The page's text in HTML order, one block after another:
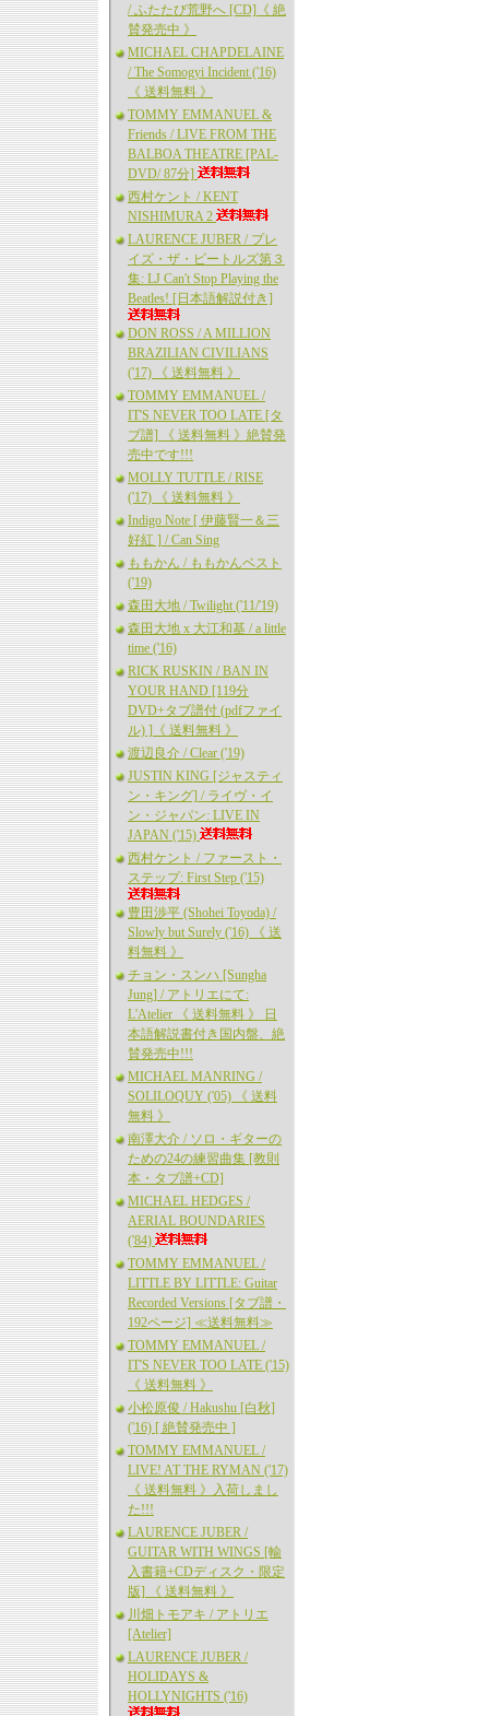
/ ふたたび荒野へ [CD]《 絶
賛発売中 》
MICHAEL CHAPDELAINE
/ The Somogyi Incident ('16)
《 送料無料 》
TOMMY EMMANUEL &
Friends / LIVE FROM THE
BALBOA THEATRE [PAL-
DVD/ 87分]
西村ケント / KENT
NISHIMURA 2
LAURENCE JUBER / プレ
イズ・ザ・ビートルズ第３
集: LJ Can't Stop Playing the
Beatles! [日本語解説付き]
DON ROSS / A MILLION
BRAZILIAN CIVILIANS
('17) 《 送料無料 》
TOMMY EMMANUEL /
IT'S NEVER TOO LATE [タ
ブ譜] 《 送料無料 》絶賛発
売中です!!!
MOLLY TUTTLE / RISE
('17) 《 送料無料 》
Indigo Note [ 伊藤賢一＆三
好紅 ] / Can Sing
ももかん / ももかんベスト
('19)
森田大地 / Twilight ('11/'19)
森田大地 x 大江和基 / a little
time ('16)
RICK RUSKIN / BAN IN
YOUR HAND [119分
DVD+タブ譜付 (pdfファイ
ル) ]《 送料無料 》
渡辺良介 / Clear ('19)
JUSTIN KING [ジャスティ
ン・キング] / ライヴ・イ
ン・ジャパン: LIVE IN
JAPAN ('15)
西村ケント / ファースト・
ステップ: First Step ('15)
豊田渉平 (Shohei Toyoda) /
Slowly but Surely ('16) 《 送
料無料 》
チョン・スンハ [Sungha
Jung] / アトリエにて:
L'Atelier 《 送料無料 》 日
本語解説書付き国内盤、絶
賛発売中!!!
MICHAEL MANRING /
SOLILOQUY ('05) 《 送料
無料 》
南澤大介 / ソロ・ギターの
ための24の練習曲集 [教則
本・タブ譜+CD]
MICHAEL HEDGES /
AERIAL BOUNDARIES
('84)
TOMMY EMMANUEL /
LITTLE BY LITTLE: Guitar
Recorded Versions [タブ譜・
192ページ] ≪送料無料≫
TOMMY EMMANUEL /
IT'S NEVER TOO LATE ('15)
《 送料無料 》
小松原俊 / Hakushu [白秋]
('16) [ 絶賛発売中 ]
TOMMY EMMANUEL /
LIVE! AT THE RYMAN ('17)
《 送料無料 》入荷しまし
た!!!
LAURENCE JUBER /
GUITAR WITH WINGS [輸
入書籍+CDディスク・限定
版] 《 送料無料 》
川畑トモアキ / アトリエ
[Atelier]
LAURENCE JUBER /
HOLIDAYS &
HOLLYNIGHTS ('16)